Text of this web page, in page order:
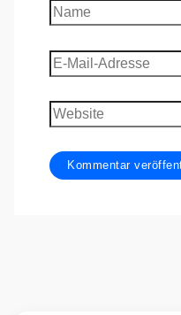
Name
E-
Mail-
Adresse
Website